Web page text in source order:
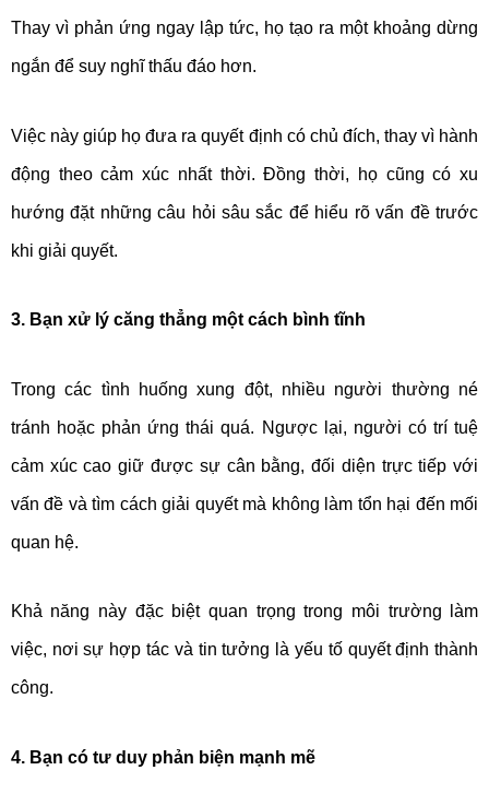
Thay vì phản ứng ngay lập tức, họ tạo ra một khoảng dừng
ngắn để suy nghĩ thấu đáo hơn.
Việc này giúp họ đưa ra quyết định có chủ đích, thay vì hành
động theo cảm xúc nhất thời. Đồng thời, họ cũng có xu
hướng đặt những câu hỏi sâu sắc để hiểu rõ vấn đề trước
khi giải quyết.
3. Bạn xử lý căng thẳng một cách bình tĩnh
Trong các tình huống xung đột, nhiều người thường né
tránh hoặc phản ứng thái quá. Ngược lại, người có trí tuệ
cảm xúc cao giữ được sự cân bằng, đối diện trực tiếp với
vấn đề và tìm cách giải quyết mà không làm tổn hại đến mối
quan hệ.
Khả năng này đặc biệt quan trọng trong môi trường làm
việc, nơi sự hợp tác và tin tưởng là yếu tố quyết định thành
công.
4. Bạn có tư duy phản biện mạnh mẽ